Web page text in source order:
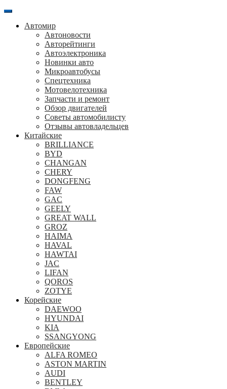
Перейти
содержанию
Автомир
Автоновости
Авторейтинги
Автоэлектроника
Новинки авто
Микроавтобусы
Спецтехника
Мотовелотехника
Запчасти и ремонт
Обзор двигателей
Советы автомобилисту
Отзывы автовладельцев
Китайские
BRILLIANCE
BYD
CHANGAN
CHERY
DONGFENG
FAW
GAC
GEELY
GREAT WALL
GROZ
HAIMA
HAVAL
HAWTAI
JAC
LIFAN
QOROS
ZOTYE
Корейские
DAEWOO
HYUNDAI
KIA
SSANGYONG
Европейские
ALFA ROMEO
ASTON MARTIN
AUDI
BENTLEY